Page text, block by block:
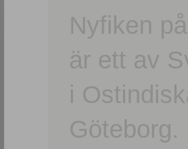
Nyfiken
är ett av
i